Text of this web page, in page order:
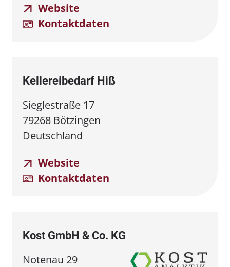
Website
Kontaktdaten
Kellereibedarf Hiß
Sieglestraße 17
79268 Bötzingen
Deutschland
Website
Kontaktdaten
Kost GmbH & Co. KG
Notenau 29